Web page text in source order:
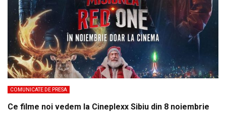
COMUNICATE DE PRESA
Ce filme noi vedem la Cineplexx Sibiu din 8 noiembrie